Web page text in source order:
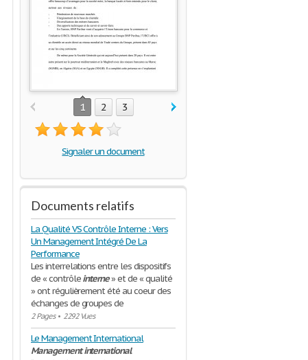
1 2 3
Signaler un document
Documents relatifs
La Qualité VS Contrôle Interne : Vers
Un Management Intégré De La
Performance
Les interrelations entre les dispositifs
de « contrôleinterne» et de « qualité
» ont régulièrement été au coeur des
échanges de groupes de
2 Pages• 2292 Vues
Le Management International
Managementinternational